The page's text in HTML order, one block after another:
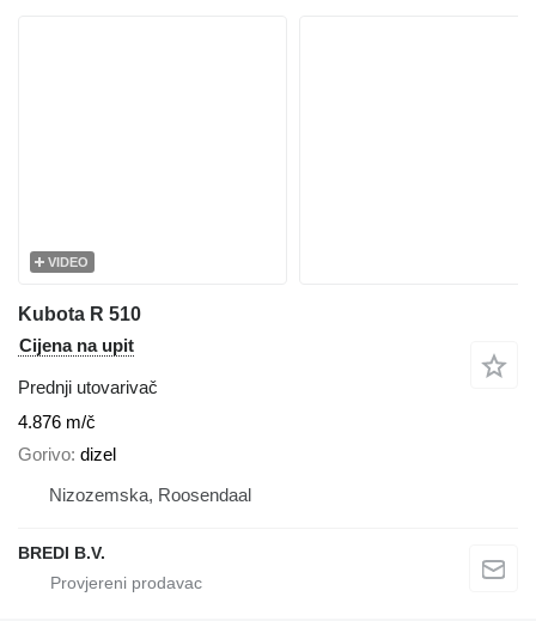
VIDEO
Kubota R 510
Cijena na upit
Prednji utovarivač
4.876 m/č
Gorivo dizel
Nizozemska, Roosendaal
BREDI B.V.